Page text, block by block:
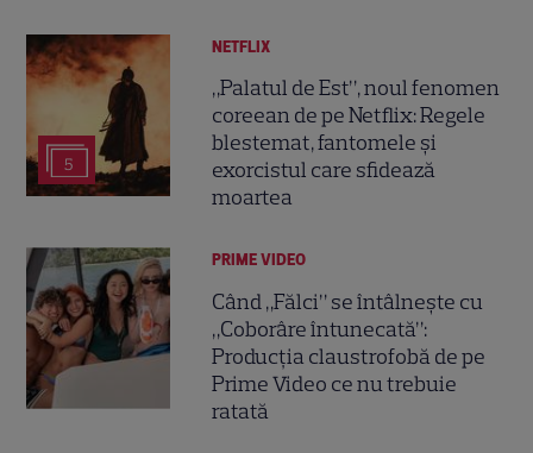
5
NETFLIX
„Palatul de Est”, noul fenomen
coreean de pe Netflix: Regele
blestemat, fantomele și
exorcistul care sfidează
moartea
PRIME VIDEO
Când „Fălci” se întâlnește cu
„Coborâre întunecată”:
Producția claustrofobă de pe
Prime Video ce nu trebuie
ratată